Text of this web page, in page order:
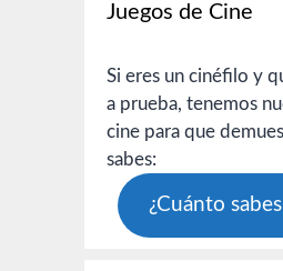
Juegos de Cine
Si eres un cinéfilo y
a prueba, tenemos
cine para que
sabes:
¿Cuánto